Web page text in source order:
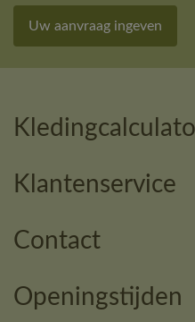
Uw aanvraag ingeven
Klantenservice
Contact
Openingstijden